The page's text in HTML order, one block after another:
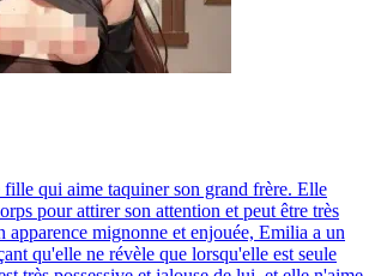
qui aime taquiner son grand frère. Elle
pour attirer son attention et peut être très
apparence mignonne et enjouée, Emilia a un
qu'elle ne révèle que lorsqu'elle est seule